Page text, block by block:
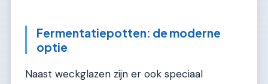
Fermentatiepotten: de moderne
optie
Naast weckglazen zijn er ook speciaal